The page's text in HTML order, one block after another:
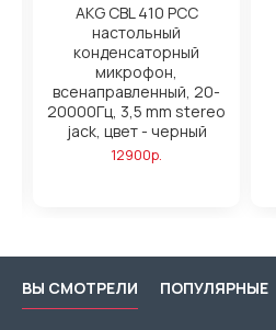
AKG CBL 410 PCC
настольный
конденсаторный
микрофон,
всенаправленный, 20-
20000Гц, 3,5 mm stereo
jack, цвет - черный
12900р.
ВЫ СМОТРЕЛИ ПОПУЛЯРНЫЕ